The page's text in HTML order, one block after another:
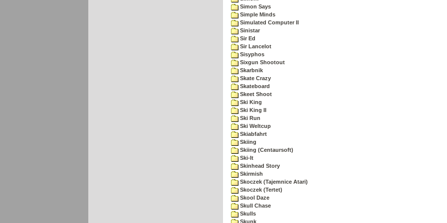
Simon Says
Simple Minds
Simulated Computer II
Sinistar
Sir Ed
Sir Lancelot
Sisyphos
Sixgun Shootout
Skarbnik
Skate Crazy
Skateboard
Skeet Shoot
Ski King
Ski King II
Ski Run
Ski Weltcup
Skiabfahrt
Skiing
Skiing (Centaursoft)
Ski-It
Skinhead Story
Skirmish
Skoczek (Tajemnice Atari)
Skoczek (Tertet)
Skool Daze
Skull Chase
Skulls
Skunk